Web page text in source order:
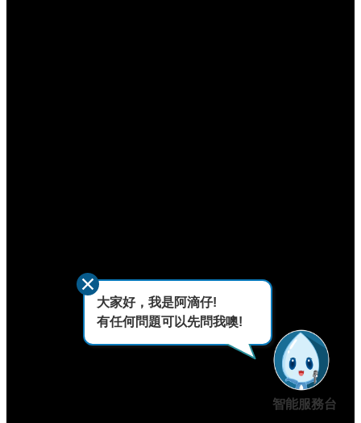
大家好，我是阿滴仔!
有任何問題可以先問我噢!
智能服務台